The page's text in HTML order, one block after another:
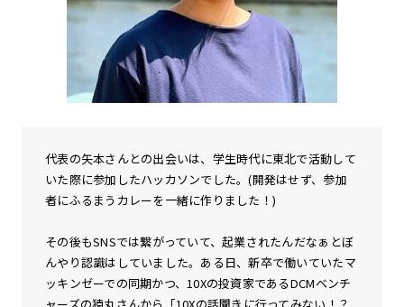
代表の矢本さんとの出会いは、学生時代に東北で活動して
いた際に参加したハッカソンでした。(開発はせず、参加
者にふるまうカレーを一緒に作りました！)
その後もSNSでは繋がっていて、起業されたんだなぁとぼ
んやり認識はしていました。ある日、新卒で働いていたマ
ッキンゼーでの同期かつ、10Xの投資家であるDCMベンチ
ャーズの猿丸さんから「10Xの話聞きに行ってみない！？